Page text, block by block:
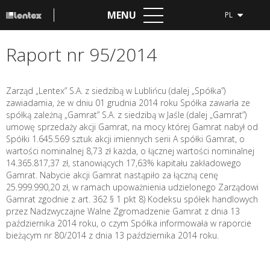
MENU PL
Raport nr 95/2014
Zarząd „Lentex” S.A. z siedzibą w Lublińcu (dalej „Spółka”)
zawiadamia, że w dniu 01 grudnia 2014 roku Spółka zawarła ze
spółką zależną „Gamrat” S.A. z siedzibą w Jaśle (dalej „Gamrat”)
umowę sprzedaży akcji Gamrat, na mocy której Gamrat nabył od
Spółki 1.645.569 sztuk akcji imiennych serii A spółki Gamrat, o
wartości nominalnej 8,73 zł każda, o łącznej wartości nominalnej
14.365.817,37 zł, stanowiących 17,63% kapitału zakładowego
Gamrat. Nabycie akcji Gamrat nastąpiło za łączną cenę
25.999.990,20 zł, w ramach upoważnienia udzielonego Zarządowi
Gamrat zgodnie z art. 362 § 1 pkt 8) Kodeksu spółek handlowych
przez Nadzwyczajne Walne Zgromadzenie Gamrat z dnia 13
października 2014 roku, o czym Spółka informowała w raporcie
bieżącym nr 80/2014 z dnia 13 października 2014 roku.